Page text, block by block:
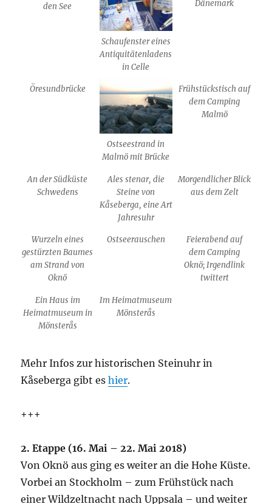
den See
Schaufenster eines
Antiquitätenladens
in Celle
Dänemark
Öresundbrücke
Ostseestrand in
Malmö mit Brücke
Frühstückstisch auf
dem Camping
Malmö
An der Südküste
Schwedens
Ales stenar, die
Steine von
Kåseberga, eine Art
Jahresuhr
Morgendlicher Blick
aus dem Zelt
Wurzeln eines
gestürzten Baumes
am Strand von
Oknö
Ostseerauschen
Feierabend auf
dem Camping
Oknö; Irgendlink
twittert
Ein Haus im
Heimatmuseum in
Mönsterås
Im Heimatmuseum
Mönsterås
Mehr Infos zur historischen Steinuhr in
Kåseberga gibt eshier.
+++
2. Etappe (16. Mai – 22. Mai 2018)
Von Oknö aus ging es weiter an die Hohe Küste.
Vorbei an Stockholm – zum Frühstück nach
einer Wildzeltnacht nach Uppsala – und weiter